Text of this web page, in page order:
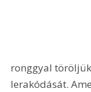
ronggyal
lerakódását.